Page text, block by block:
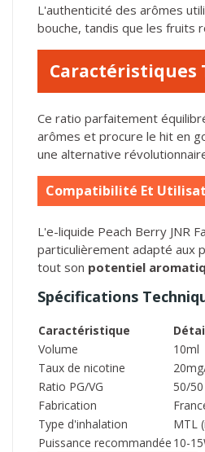
L'authenticité des arômes
bouche, tandis que les fruits
Caractéristiques
Ce ratio parfaitement
arômes et procure le hit en
une alternative
Compatibilité Et
L'e-liquide Peach Berry JNR
particulièrement adapté aux
tout son potentiel
Spécifications
Caractéristique
Volume
10ml
Taux de nicotine
Ratio PG/VG
50/50
Fabrication
Type d'inhalation
MTL
Puissance recommandée 10-